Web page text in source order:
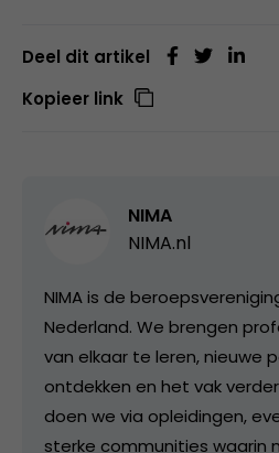
Deel dit artikel
Kopieer link
NIMA
NIMA.nl
NIMA is de
Nederland. We brengen
van elkaar te leren, nieuwe
ontdekken en het vak
doen we via opleidingen,
sterke communities waarin